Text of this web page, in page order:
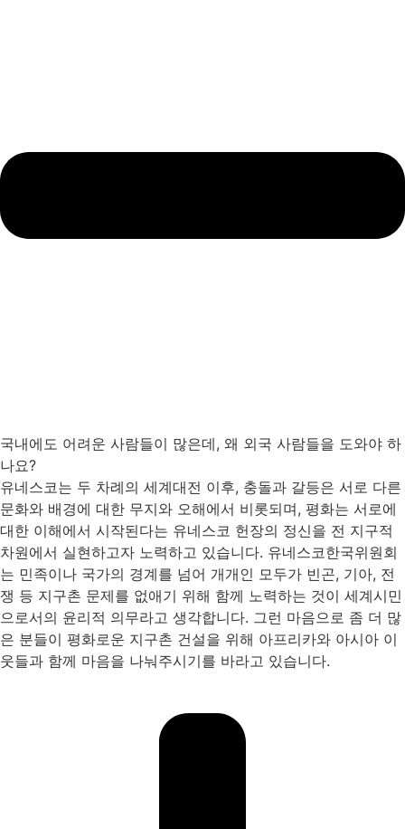
국내에도 어려운 사람들이 많은데, 왜 외국 사람들을 도와야 하
나요?
유네스코는 두 차례의 세계대전 이후, 충돌과 갈등은 서로 다른
문화와 배경에 대한 무지와 오해에서 비롯되며, 평화는 서로에
대한 이해에서 시작된다는 유네스코 헌장의 정신을 전 지구적
차원에서 실현하고자 노력하고 있습니다. 유네스코한국위원회
는 민족이나 국가의 경계를 넘어 개개인 모두가 빈곤, 기아, 전
쟁 등 지구촌 문제를 없애기 위해 함께 노력하는 것이 세계시민
으로서의 윤리적 의무라고 생각합니다. 그런 마음으로 좀 더 많
은 분들이 평화로운 지구촌 건설을 위해 아프리카와 아시아 이
웃들과 함께 마음을 나눠주시기를 바라고 있습니다.